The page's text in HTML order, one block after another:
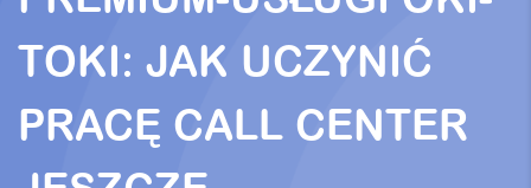
TOKI: JAK UCZYNIĆ
PRACĘ CALL CENTER